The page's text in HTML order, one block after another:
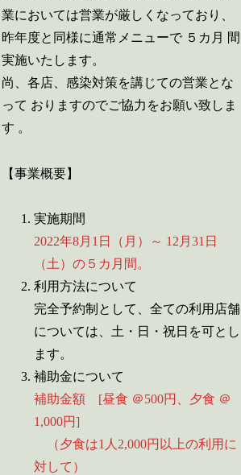
業においては営業が厳しくなっており、
昨年度と同様に通常メニューで ５カ月 間
実施いたします。
尚、各店、感染対策を講じての営業とな
って おりますのでご協力をお願い致しま
す 。
【事業概要】
実施期間
2022年8月1日（月）～ 12月31日
（土）の５カ月間。
利用方法について
完全予約制として、全ての利用店舗
については、土・日・祝日を可とし
ます。
補助金について
補助金額 [昼食 ＠500円、夕食 ＠
1,000円]
（夕食は1人2,000円以上の利用に
対して）